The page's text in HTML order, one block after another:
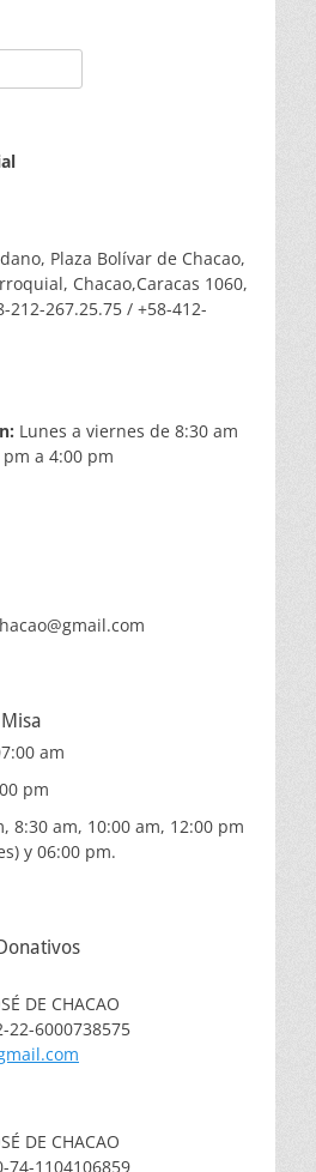
Plaza Bolívar de Chacao,
Chacao,Caracas 1060,
212-267.25.75 / +58-412-
Lunes a viernes de 8:30 am
a 4:00 pm
am
pm
8:30 am, 10:00 am, 12:00 pm
y 06:00 pm.
DE CHACAO
22-6000738575
DE CHACAO
74-1104106859